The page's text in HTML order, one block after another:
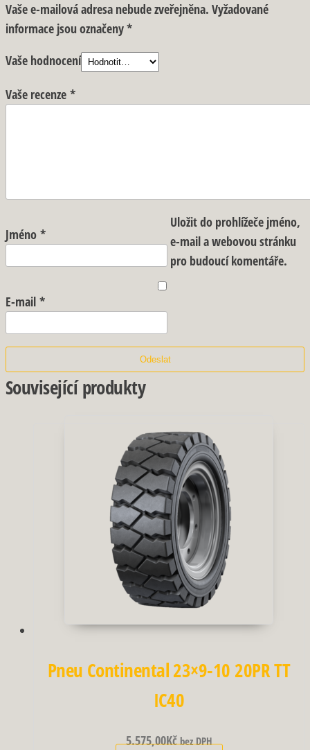
Vaše e-mailová adresa nebude zveřejněna. Vyžadované
informace jsou označeny*
Vaše hodnocení
Vaše recenze *
Jméno *
E-mail *
Uložit do prohlížeče jméno,
e-mail a webovou stránku
pro budoucí komentáře.
Související produkty
Pneu Continental 23×9-10 20PR TT
IC40
5.575,00Kč bez DPH